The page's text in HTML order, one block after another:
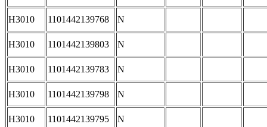
H3010 1101442139768 N
H3010 1101442139803 N
H3010 1101442139783 N
H3010 1101442139798 N
H3010 1101442139795 N